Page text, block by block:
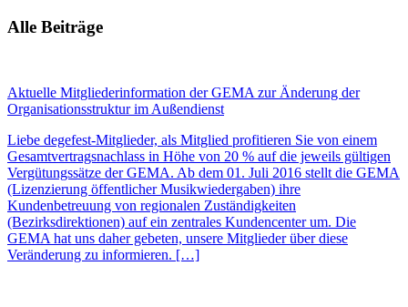
Alle Beiträge
Aktuelle Mitgliederinformation der GEMA zur Änderung der
Organisationsstruktur im Außendienst
Liebe degefest-Mitglieder, als Mitglied profitieren Sie von einem
Gesamtvertragsnachlass in Höhe von 20 % auf die jeweils gültigen
Vergütungssätze der GEMA. Ab dem 01. Juli 2016 stellt die GEMA
(Lizenzierung öffentlicher Musikwiedergaben) ihre
Kundenbetreuung von regionalen Zuständigkeiten
(Bezirksdirektionen) auf ein zentrales Kundencenter um. Die
GEMA hat uns daher gebeten, unsere Mitglieder über diese
Veränderung zu informieren. […]